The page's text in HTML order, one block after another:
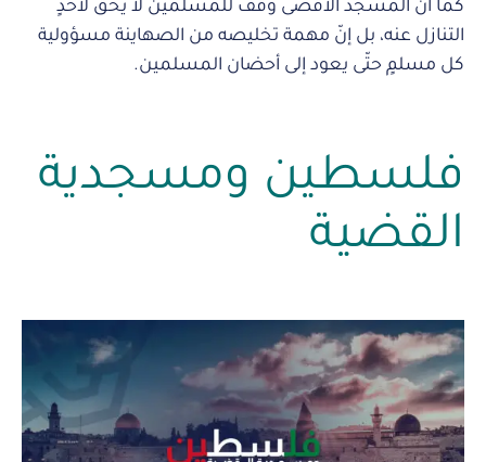
كما أنّ المسجد الأقصى وقفٌ للمسلمين لا يحق لأحدٍ
التنازل عنه، بل إنّ مهمة تخليصه من الصهاينة مسؤولية
كل مسلمٍ حتّى يعود إلى أحضان المسلمين.
فلسطين ومسجدية
القضية